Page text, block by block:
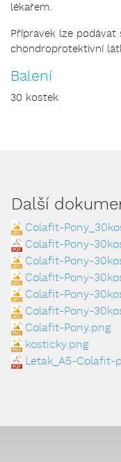
lékařem.
Přípravek lze
chondroprotektivní
Balení
30 kostek
Další
Colafit-
Colafit-Pony-
Colafit-Pony-
Colafit-Pony-
Colafit-Pony-
Colafit-Pony-
Colafit-Pony.png
kosticky.png
Letak_A5-